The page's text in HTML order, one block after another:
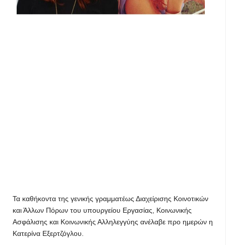
Τα καθήκοντα της γενικής γραμματέως Διαχείρισης Κοινοτικών
και Άλλων Πόρων του υπουργείου Εργασίας, Κοινωνικής
Ασφάλισης και Κοινωνικής Αλληλεγγύης ανέλαβε προ ημερών η
Κατερίνα Εξερτζόγλου.